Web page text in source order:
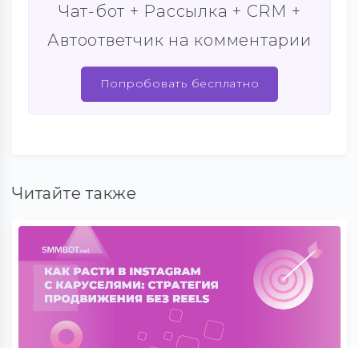
Чат-бот + Рассылка + CRM +
Автоответчик на комментарии
Попробовать бесплатно
Читайте также